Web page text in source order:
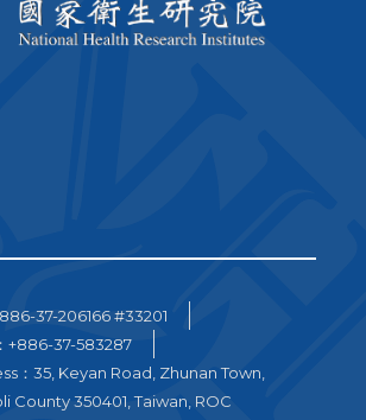
37-206166 #33201
+886-37-583287
：35, Keyan Road, Zhunan Town,
County 350401, Taiwan, ROC